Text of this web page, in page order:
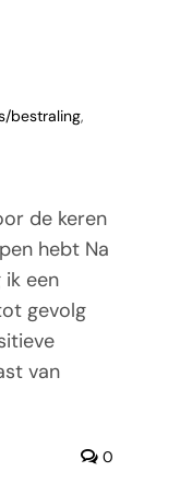
bestraling,
de keren
hebt Na
een
gevolg
van
0